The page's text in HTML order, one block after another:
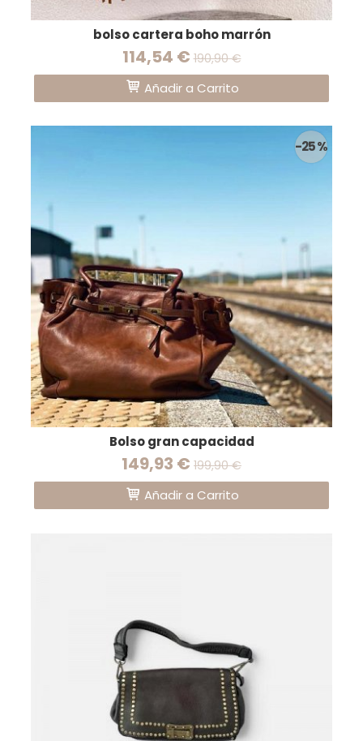
bolso cartera boho marrón
114,54 €190,90 €
Añadir a Carrito
-25 %
Bolso gran capacidad
149,93 € 199,90 €
Añadir a Carrito